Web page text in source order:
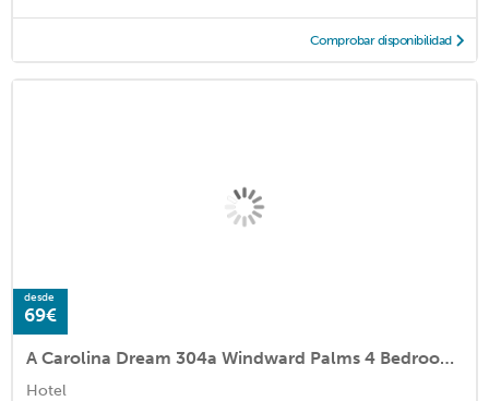
Comprobar disponibilidad
desde
69€
A Carolina Dream 304a Windward Palms 4 Bedroom Condo by RedAwning
Hotel